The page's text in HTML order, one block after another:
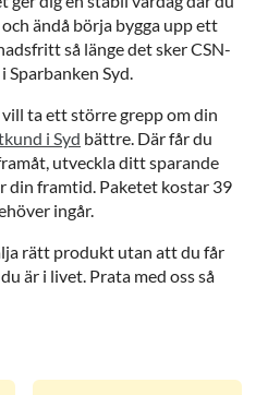
ändå börja bygga upp ett
så länge det sker CSN-
Syd.
vill ta ett större grepp om din
i Syd bättre. Där får du
utveckla ditt sparande
din framtid. Paketet kostar 39
ingår.
rätt produkt utan att du får
är i livet. Prata med oss så